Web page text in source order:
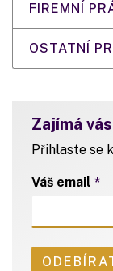
FIREMNÍ
OSTATNÍ
Zajímá
Přihlaste se
Váš email